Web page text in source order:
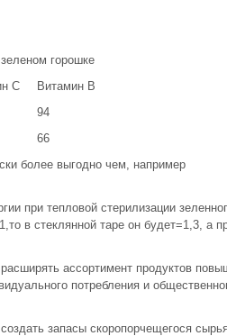
горошке
С
Витамин В
94
66
более выгодно чем, например
при тепловой стерилизации
в стеклянной таре он будет=1,3, а
ассортимент продуктов
потребления и
запасы скоропорчещегося